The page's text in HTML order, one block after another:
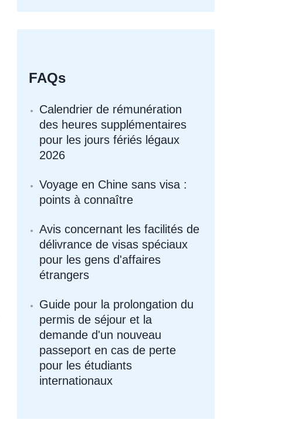
FAQs
Calendrier de rémunération
des heures supplémentaires
pour les jours fériés légaux
2026
Voyage en Chine sans visa :
points à connaître
Avis concernant les facilités de
délivrance de visas spéciaux
pour les gens d'affaires
étrangers
Guide pour la prolongation du
permis de séjour et la
demande d'un nouveau
passeport en cas de perte
pour les étudiants
internationaux